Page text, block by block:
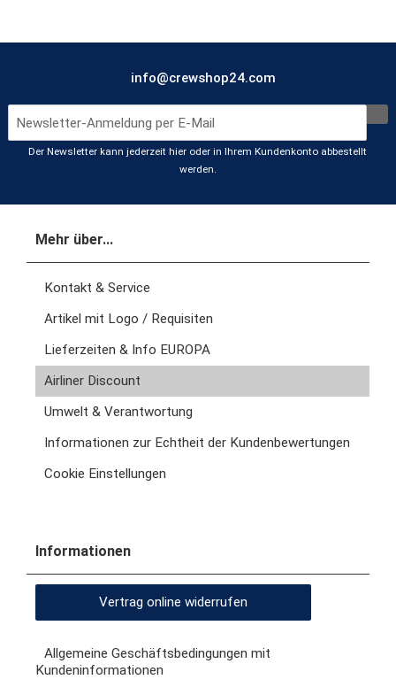
info@crewshop24.com
Der Newsletter kann jederzeit hier oder in Ihrem Kundenkonto abbestellt
werden.
Mehr über...
Kontakt & Service
Artikel mit Logo / Requisiten
Lieferzeiten & Info EUROPA
Airliner Discount
Umwelt & Verantwortung
Informationen zur Echtheit der Kundenbewertungen
Cookie Einstellungen
Informationen
Vertrag online widerrufen
Allgemeine Geschäftsbedingungen mit
Kundeninformationen